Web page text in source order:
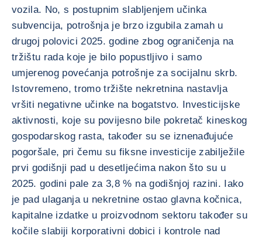
vozila. No, s postupnim slabljenjem učinka
subvencija, potrošnja je brzo izgubila zamah u
drugoj polovici 2025. godine zbog ograničenja na
tržištu rada koje je bilo popustljivo i samo
umjerenog povećanja potrošnje za socijalnu skrb.
Istovremeno, tromo tržište nekretnina nastavlja
vršiti negativne učinke na bogatstvo. Investicijske
aktivnosti, koje su povijesno bile pokretač kineskog
gospodarskog rasta, također su se iznenađujuće
pogoršale, pri čemu su fiksne investicije zabilježile
prvi godišnji pad u desetljećima nakon što su u
2025. godini pale za 3,8 % na godišnjoj razini. Iako
je pad ulaganja u nekretnine ostao glavna kočnica,
kapitalne izdatke u proizvodnom sektoru također su
kočile slabiji korporativni dobici i kontrole nad